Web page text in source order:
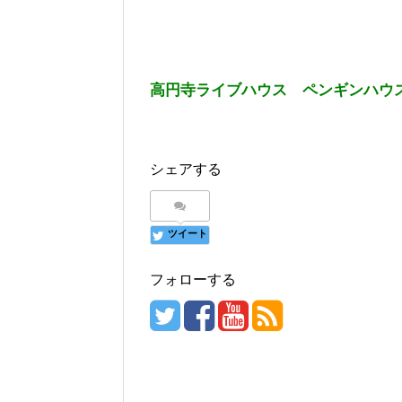
高円寺ライブハウス ペンギンハウ
シェアする
ツイート
フォローする